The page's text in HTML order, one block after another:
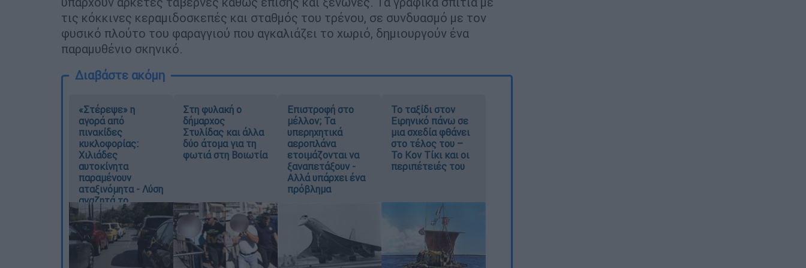
τις κόκκινες κεραμιδοσκεπές και σταθμός του τρένου, σε συνδυασμό με τον
φυσικό πλούτο του φαραγγιού που αγκαλιάζει το χωριό, δημιουργούν ένα
παραμυθένιο σκηνικό.
Διαβάστε ακόμη
«Στέρεψε» η
αγορά από
πινακίδες
κυκλοφορίας:
Χιλιάδες
αυτοκίνητα
παραμένουν
αταξινόμητα - Λύση
αναζητά το
υπουργείο
Στη φυλακή ο
δήμαρχος
Στυλίδας και άλλα
δύο άτομα για τη
φωτιά στη Βοιωτία
Επιστροφή στο
μέλλον; Τα
υπερηχητικά
αεροπλάνα
ετοιμάζονται να
ξαναπετάξουν -
Αλλά υπάρχει ένα
πρόβλημα
Το ταξίδι στον
Ειρηνικό πάνω σε
μια σχεδία φθάνει
στο τέλος του –
Το Κον Τίκι και οι
περιπέτειές του